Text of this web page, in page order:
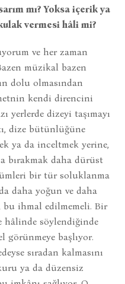
mı? Yoksa içerik ya
vermesi hâli mi?
ve her zaman
müzikal bazen
dolu olmasından
kendi direncini
yerlerde dizeyi taşımayı
dize bütünlüğüne
ya da inceltmek yerine,
bırakmak daha dürüst
bir tür soluklanma
daha yoğun ve daha
bu ihmal edilmemeli. Bir
hâlinde söylendiğinde
görünmeye başlıyor.
sıradan kalmasını
ya da düzensiz